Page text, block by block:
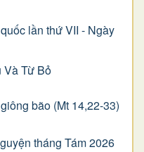
lần thứ VII - Ngày
Và Từ Bỏ
bão (Mt 14,22-33)
tháng Tám 2026